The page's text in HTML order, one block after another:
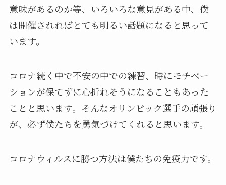
意味があるのか等、いろいろな意見がある中、僕
は開催されればとても明るい話題になると思って
います。
コロナ続く中で不安の中での練習、時にモチベー
ションが保てずに心折れそうになることもあった
ことと思います。そんなオリンピック選手の頑張り
が、必ず僕たちを勇気づけてくれると思います。
コロナウィルスに勝つ方法は僕たちの免疫力です。